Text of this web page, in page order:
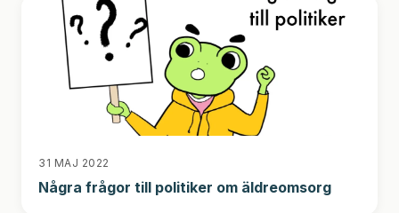
31 MAJ 2022
Några frågor till politiker om äldreomsorg